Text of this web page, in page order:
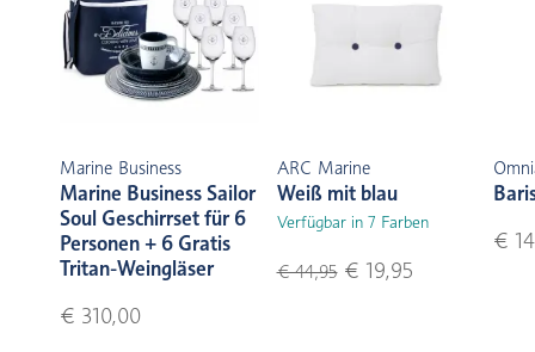
Marine Business
Marine Business Sailor
Soul Geschirrset für 6
Personen + 6 Gratis
Tritan-Weingläser
€ 310,00
ARC Marine
Weiß mit blau
Verfügbar in 7 Farben
€ 44,95€ 19,95
€